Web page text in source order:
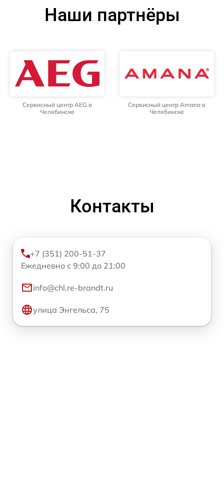
Наши партнёры
Сервисный центр AEG в
Челябинске
Сервисный центр Amana в
Челябинске
Контакты
+7 (351) 200-51-37
Ежедневно с 9:00 до 21:00
info@chl.re-brandt.ru
улица Энгельса, 75